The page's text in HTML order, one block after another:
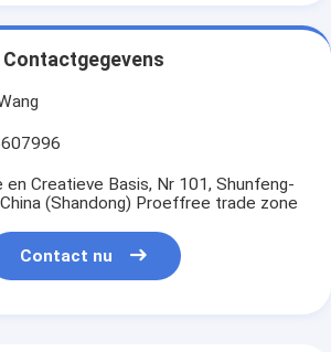
Contactgegevens
en Creatieve Basis, Nr 101, Shunfeng-
(Shandong) Proeffree trade zone
Contact nu